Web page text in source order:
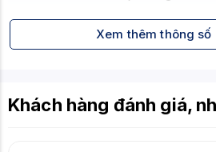
Kết nối nguồn
Thường là 1x 8-
đương
Công nghệ hỗ
trợ
NVIDIA Broadcast
Xem thêm thông số
Khách hàng đánh giá,